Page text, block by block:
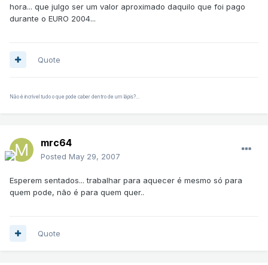
hora... que julgo ser um valor aproximado daquilo que foi pago
durante o EURO 2004...
Quote
Não é incrível tudo o que pode caber dentro de um lápis?...
mrc64
Posted May 29, 2007
Esperem sentados... trabalhar para aquecer é mesmo só para
quem pode, não é para quem quer..
Quote